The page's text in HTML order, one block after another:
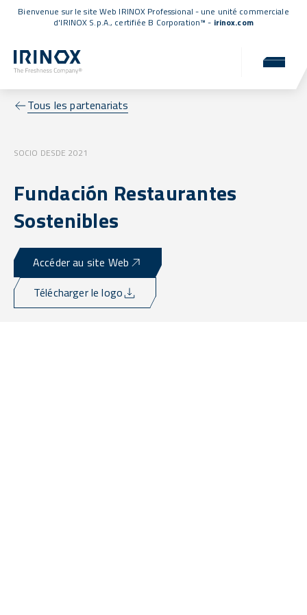
Bienvenue sur le site Web IRINOX Professional - une unité commerciale
d'IRINOX S.p.A., certifiée B Corporation™ - irinox.com
Tous les partenariats
SOCIO DESDE 2021
Fundación Restaurantes
Sostenibles
Accéder au site Web
Télécharger le logo